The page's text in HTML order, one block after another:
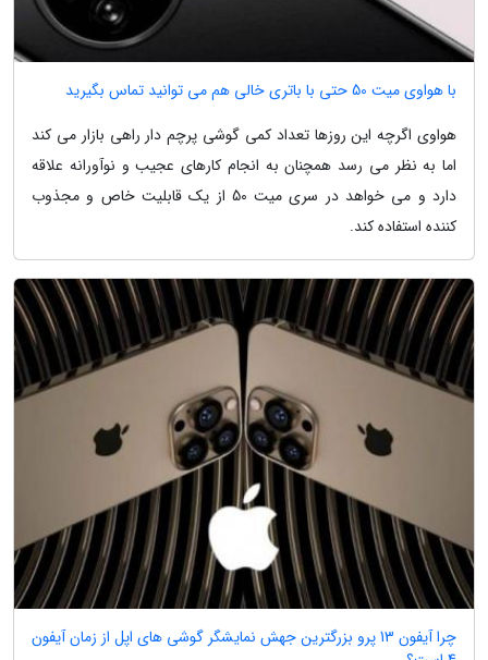
با هواوی میت 50 حتی با باتری خالی هم می توانید تماس بگیرید
هواوی اگرچه این روزها تعداد کمی گوشی پرچم دار راهی بازار می کند
اما به نظر می رسد همچنان به انجام کارهای عجیب و نوآورانه علاقه
دارد و می خواهد در سری میت 50 از یک قابلیت خاص و مجذوب
کننده استفاده کند.
چرا آیفون 13 پرو بزرگترین جهش نمایشگر گوشی های اپل از زمان آیفون